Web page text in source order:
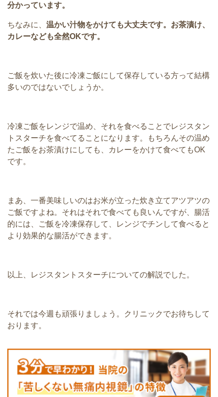
分かっています。
ちなみに、 温かい汁物をかけても大丈夫です。お茶漬け、
カレーなども全然OKです。
ご飯を炊いた後に冷凍ご飯にして保存している方って結構
多いのではないでしょうか。
冷凍ご飯をレンジで温め、それを食べることでレジスタン
トスターチを食べてることになります。もちろんその温め
たご飯をお茶漬けにしても、カレーをかけて食べてもOK
です。
まあ、一番美味しいのはお米が立った炊き立てアツアツの
ご飯ですよね。それはそれで食べても良いんですが、腸活
的には、ご飯を冷凍保存して、レンジでチンして食べると
より効果的な腸活ができます。
以上、レジスタントスターチについての解説でした。
それでは今週も頑張りましょう。クリニックでお待ちして
おります。